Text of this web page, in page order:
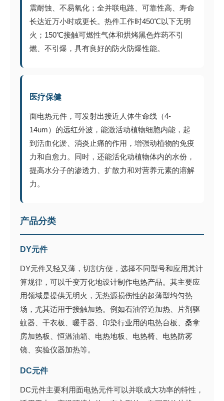
震耐蚀、不易氧化；全并联电路、可靠性高、寿命
长达近万小时或更长。热件工作时450℃以下无明
火；150℃接触可燃性气体和烘烤黑色炸药不引
燃、不引爆，具有良好的防火防爆性能。
医疗保健
面电热元件，可发射出接近人体生命线（4-
14um）的远红外波，能激活动植物细胞内能，起
到活血化淤、消炎止痛的作用，增强动植物的免疫
力和自愈力。同时，还能活化动植物体内的水份，
提高水分子的渗透力、扩散力和对营养元素的溶解
力。
产品分类
DY元件
DY元件又轻又薄，切割方便，选择不同型号和应用其计
算规律，可以千变万化地设计制作电热产品。其主要应
用领域是提供无明火，无热源损伤性的超薄型均匀热
场，尤其适用于接触加热。例如石油管道加热、片剂驱
蚊器、干衣板、暖手器、印染行业用的电热台板、桑拿
房加热板、恒温油箱、电热地板、电热椅、电热防雾
镜、实验仪器加热等。
DC元件
DC元件主要利用面电热元件可以并联成大功率的特性，